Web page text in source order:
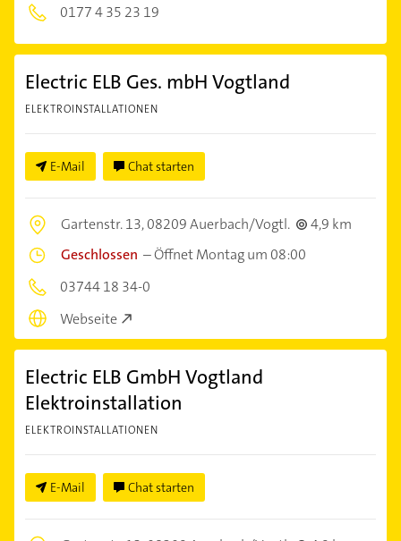
0177 4 35 23 19
Electric ELB Ges. mbH Vogtland
ELEKTROINSTALLATIONEN
E-Mail Chat starten
Gartenstr. 13,08209 Auerbach/Vogtl.
4,9 km
Geschlossen –Öffnet Montag um 08:00
03744 18 34-0
Webseite
Electric ELB GmbH Vogtland
Elektroinstallation
ELEKTROINSTALLATIONEN
E-Mail Chat starten